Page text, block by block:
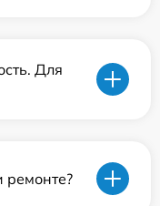
Для
ремонте?